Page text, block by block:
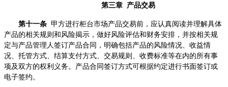
第三章 产品交易
第十一条 甲方进行柜台市场产品交易前，应认真阅读并理解具体
产品的相关规则和风险揭示，做好风险评估和财务安排，并按相关规
定与产品管理人签订产品合同，明确包括产品的风险情况、收益情
况、托管方式、结算支付方式、交易规则、收费标准等在内的所有事
项及双方的权利义务。产品合同签订方式可根据约定进行书面签订或
电子签约。